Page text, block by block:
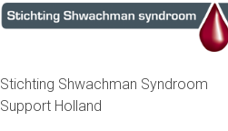
Stichting Shwachman Syndroom
Support Holland